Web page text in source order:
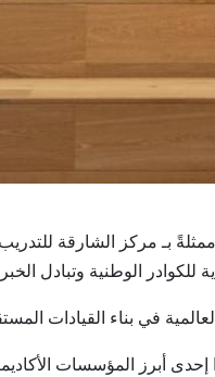
الشارقة ممثلةً بـ مركز
للكوادر الوطنية وتبادل
في بناء القيادات
إحدى أبرز المؤسسات